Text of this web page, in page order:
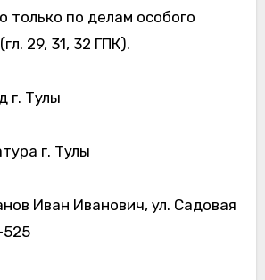
только по делам особого
29, 31, 32 ГПК).
г. Тулы
г. Тулы
Иван Иванович, ул. Садовая
525